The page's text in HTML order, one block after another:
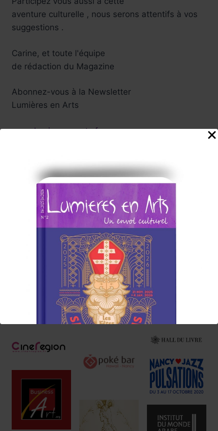
Réservez !
aventure culturelle , nous serons attentifs à vos
suggestions .
Carine, et toute l'équipe
de rédaction du Magazine
Abonnez-vous à la Newsletter
Lumières en Arts
www.lumieresenarts.fr
« DEMANDEZ LE PROGRAMME »
Chaque mois la rédaction de Lumières en Arts vous proposera
d'albums/films/livres/expos/événements coup de cœur à
consommer sans modération, ici et/ou
ailleurs !
Nos Annonceurs !